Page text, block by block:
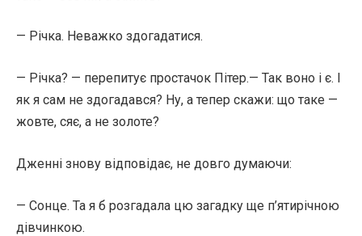
— Річка. Неважко здогадатися.
— Річка? — перепитує простачок Пітер.— Так воно і є. І
як я сам не здогадався? Ну, а тепер скажи: що таке —
жовте, сяє, а не золоте?
Дженні знову відповідає, не довго думаючи:
— Сонце. Та я б розгадала цю загадку ще п’ятирічною
дівчинкою.